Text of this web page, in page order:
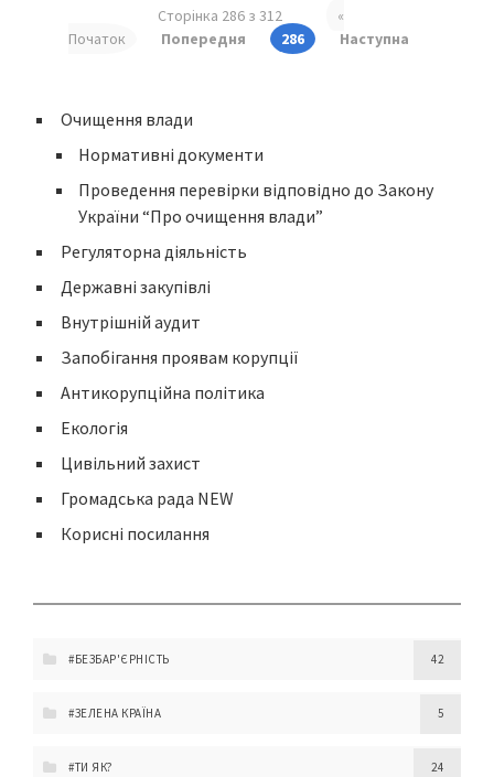
Сторінка 286 з 312
«
Початок
Попередня 286 Наступна
Очищення влади
Нормативні документи
Проведення перевірки відповідно до Закону
України “Про очищення влади”
Регуляторна діяльність
Державні закупівлі
Внутрішній аудит
Запобігання проявам корупції
Антикорупційна політика
Екологія
Цивільний захист
Громадська рада NEW
Корисні посилання
#БЕЗБАР'ЄРНІСТЬ 42
#ЗЕЛЕНА КРАЇНА 5
#ТИ ЯК? 24